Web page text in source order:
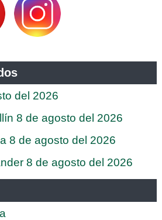
del 2026
8 de agosto del 2026
8 de agosto del 2026
8 de agosto del 2026